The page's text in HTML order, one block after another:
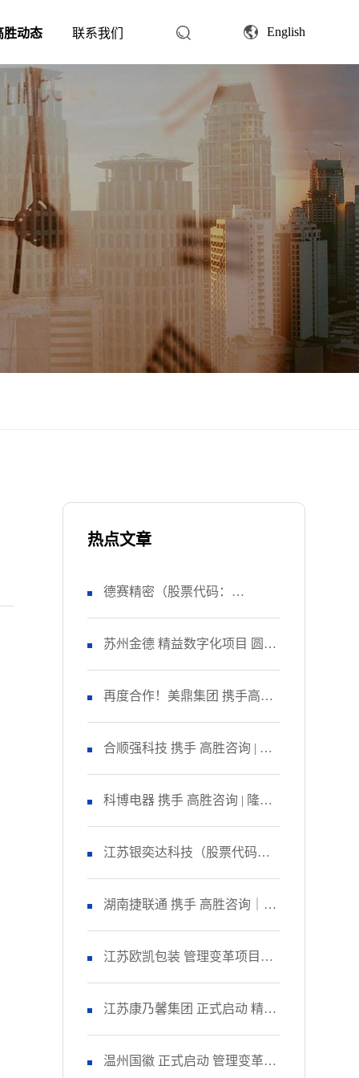
胜动态 联系我们 English
热点文章
德赛精密（股票代码：
SZ000049） 正式启动 管理升级
&精益注塑项目！
苏州金德 精益数字化项目 圆满
收官
再度合作！美鼎集团 携手高胜
咨询 启动管理变革项目
合顺强科技 携手 高胜咨询 | 隆
重召开 精益生产项目誓师大
会！
科博电器 携手 高胜咨询 | 隆重
召开 品质管理提升项目启动大
会！
江苏银奕达科技（股票代码：
836235） 携手 高胜咨询｜正式
启动 管理变革项目
湖南捷联通 携手 高胜咨询｜正
式启动 精益生产项目！
江苏欧凯包装 管理变革项目人
资改善模块 圆满收官！
江苏康乃馨集团 正式启动 精益
生产项目二期！
温州国徽 正式启动 管理变革&